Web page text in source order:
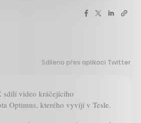
Sdíleno přes aplikaci Twitter
sdílí video kráčejícího
Optimus, kterého vyvíjí v Tesle.